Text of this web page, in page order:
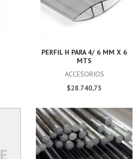
PERFIL H PARA 4/ 6 MM X 6
MTS
ACCESORIOS
$28.740,73